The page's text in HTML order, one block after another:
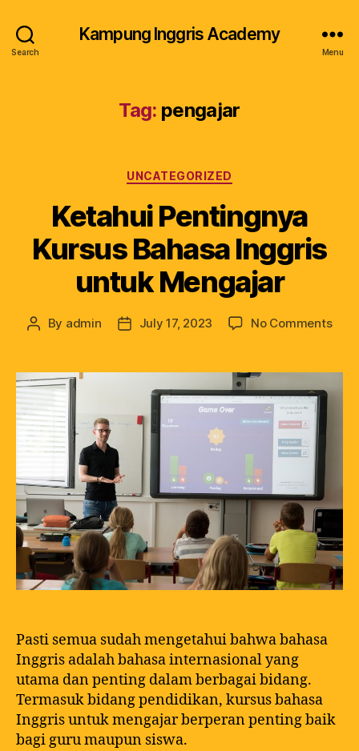
Search
Kampung Inggris Academy
Menu
Tag: pengajar
UNCATEGORIZED
Ketahui Pentingnya
Kursus Bahasa Inggris
untuk Mengajar
By admin July 17, 2023 No Comments
Pasti semua sudah mengetahui bahwa bahasa
Inggris adalah bahasa internasional yang
utama dan penting dalam berbagai bidang.
Termasuk bidang pendidikan, kursus bahasa
Inggris untuk mengajar berperan penting baik
bagi guru maupun siswa.